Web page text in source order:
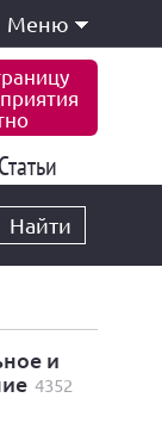
Меню
6 775
Статьи
Найти
4352